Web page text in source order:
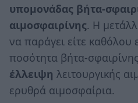
υπομονάδας βήτα-
αιμοσφαιρίνης. Η
να παράγει είτε καθόλου
ποσότητα βήτα-
έλλειψη λειτουργικής
ερυθρά αιμοσφαίρια.